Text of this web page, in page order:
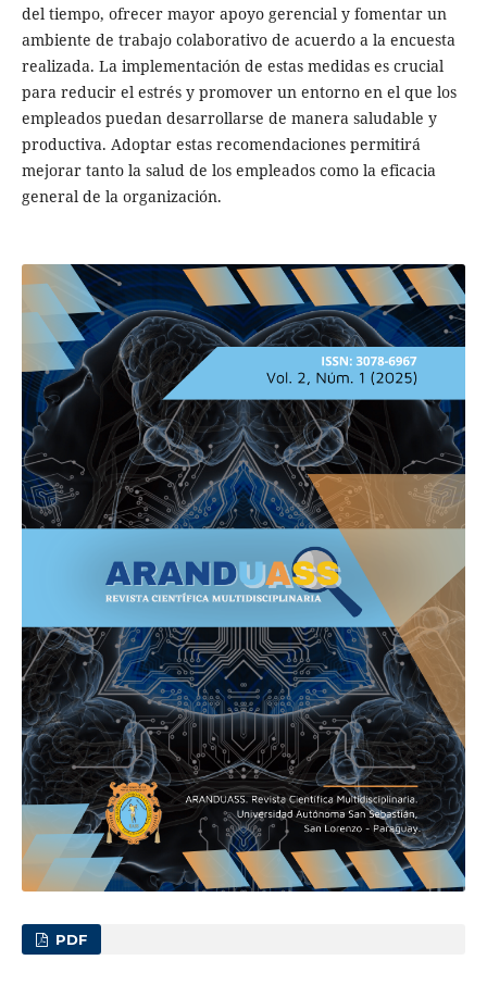
del tiempo, ofrecer mayor apoyo gerencial y fomentar un
ambiente de trabajo colaborativo de acuerdo a la encuesta
realizada. La implementación de estas medidas es crucial
para reducir el estrés y promover un entorno en el que los
empleados puedan desarrollarse de manera saludable y
productiva. Adoptar estas recomendaciones permitirá
mejorar tanto la salud de los empleados como la eficacia
general de la organización.
PDF